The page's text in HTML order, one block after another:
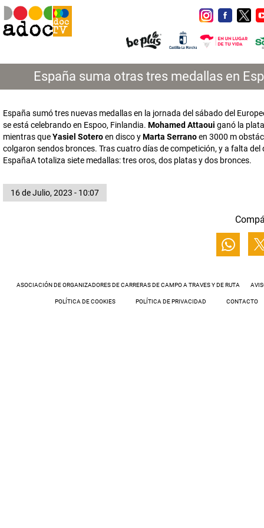
España suma otras tres medallas en
España sumó tres nuevas medallas en la jornada del sábado del
se está celebrando en Espoo, Finlandia. Mohamed Attaoui ganó la
mientras queYasiel Soteroen disco yMarta Serranoen 3000 m
colgaron sendos bronces. Tras cuatro días de competición, y a falta del
EspañaA totaliza siete medallas: tres oros, dos platas y dos bronces.
16 de Julio, 2023 - 10:07
ASOCIACIÓN DE ORGANIZADORES DE CARRERAS DE CAMPO A TRAVES Y DE RUTA
POLÍTICA DE COOKIES POLÍTICA DE PRIVACIDAD CONTACTO